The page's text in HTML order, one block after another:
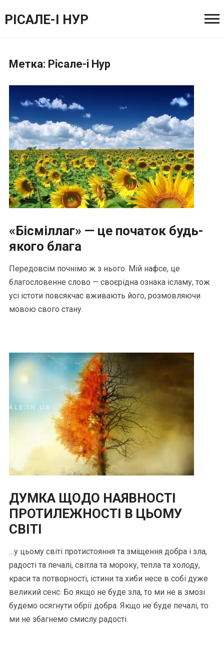
РІСАЛЕ-І НУР
Метка: Рiсале-i Нур
«Бісміллаг» — це початок будь-
якого блага
Передовсім почнімо ж з нього. Мій нафсе, це
благословенне слово — своєрідна ознака ісламу, тож
усі істоти повсякчас вживають його, розмовляючи
мовою свого стану.
ДУМКА ЩОДО НАЯВНОСТІ
ПРОТИЛЕЖНОСТІ В ЦЬОМУ
СВІТІ
…у цьому світі протистояння та зміщення добра і зла,
радості та печалі, світла та мороку, тепла та холоду,
краси та потворності, істини та хиби несе в собі дуже
великий сенс. Бо якщо не буде зла, то ми не в змозі
будемо осягнути обрії добра. Якщо не буде печалі, то
ми не збагнемо смислу радості.